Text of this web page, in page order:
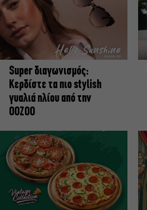
Super διαγωνισμός:
Κερδίστε τα πιο stylish
γυαλιά ηλίου από την
OOZOO